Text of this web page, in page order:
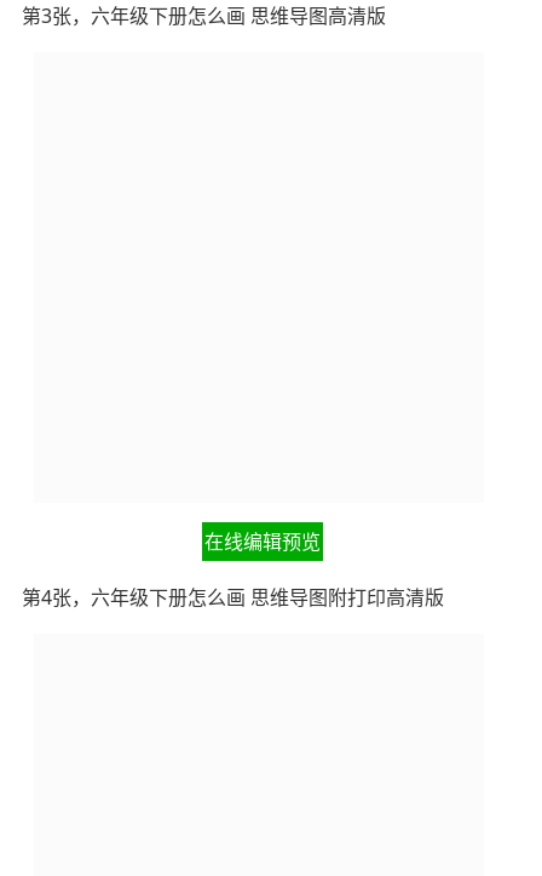
第3张，六年级下册怎么画 思维导图高清版
在线编辑预览
第4张，六年级下册怎么画 思维导图附打印高清版